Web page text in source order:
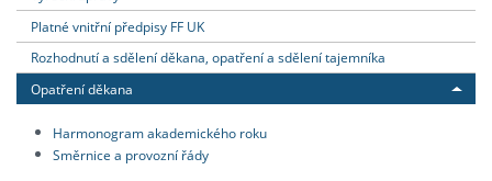
Platné vnitřní předpisy FF UK
Rozhodnutí a sdělení děkana, opatření a sdělení tajemníka
Opatření děkana
Harmonogram akademického roku
Směrnice a provozní řády